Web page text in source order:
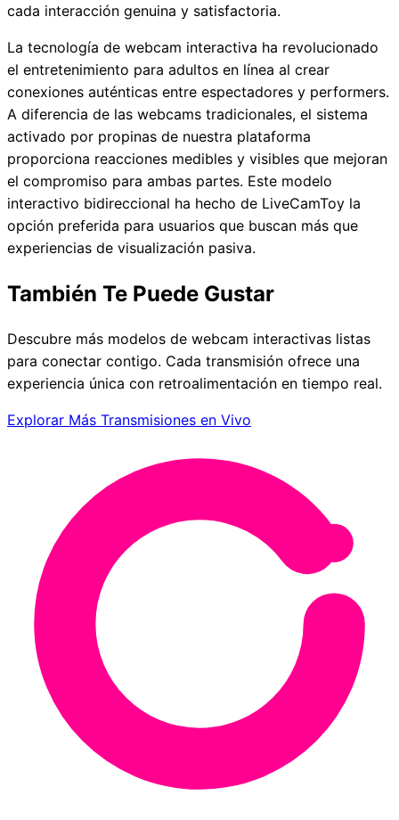
cada interacción genuina y satisfactoria.
La tecnología de webcam interactiva ha revolucionado
el entretenimiento para adultos en línea al crear
conexiones auténticas entre espectadores y performers.
A diferencia de las webcams tradicionales, el sistema
activado por propinas de nuestra plataforma
proporciona reacciones medibles y visibles que mejoran
el compromiso para ambas partes. Este modelo
interactivo bidireccional ha hecho de LiveCamToy la
opción preferida para usuarios que buscan más que
experiencias de visualización pasiva.
También Te Puede Gustar
Descubre más modelos de webcam interactivas listas
para conectar contigo. Cada transmisión ofrece una
experiencia única con retroalimentación en tiempo real.
Explorar Más Transmisiones en Vivo